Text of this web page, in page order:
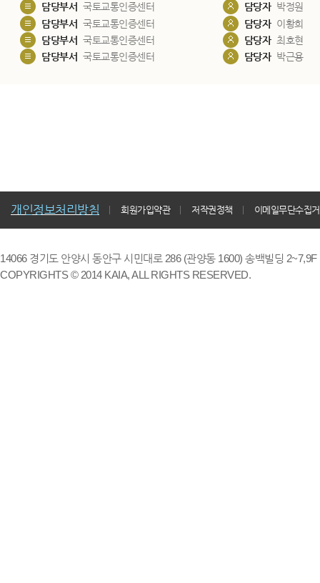
담당부서 국토교통인증센터 담당자 박정원
담당부서 국토교통인증센터 담당자 이황희
담당부서 국토교통인증센터 담당자 최호현
담당부서 국토교통인증센터 담당자 박근용
개인정보처리방침 회원가입약관 저작권정책 이메일무단수집
14066 경기도 안양시 동안구 시민대로 286 (관양동 1600) 송백빌딩
COPYRIGHTS © 2014 KAIA, ALL RIGHTS RESERVED.